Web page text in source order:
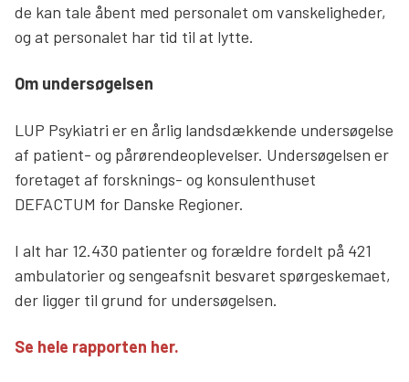
de kan tale åbent med personalet om vanskeligheder,
og at personalet har tid til at lytte.
Om undersøgelsen
LUP Psykiatri er en årlig landsdækkende undersøgelse
af patient- og pårørendeoplevelser. Undersøgelsen er
foretaget af forsknings- og konsulenthuset
DEFACTUM for Danske Regioner.
I alt har 12.430 patienter og forældre fordelt på 421
ambulatorier og sengeafsnit besvaret spørgeskemaet,
der ligger til grund for undersøgelsen.
Se hele rapporten her.